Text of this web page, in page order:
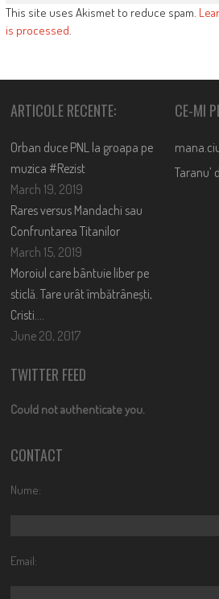
This site uses Akismet to reduce spam.
is processed.
ARTICOLE RECENTE:
Orban duce PNL la groapa pe
muzica #Rezist
March 19, 2019
Rares versus Mandachi sau
Confruntarea Titanilor
March 15, 2019
Moroiul care bântuie liber pe
sticlă. Tare urât îmbătrânești,
Cristi….
June 20, 2017
CE-MI
Taranu’
TWITTER FEED
Could not authenticate you.
CONTACT
Nume:
Email: